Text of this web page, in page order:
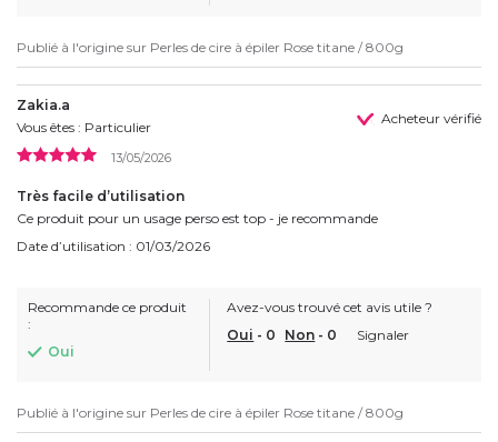
Publié à l'origine sur Perles de cire à épiler Rose titane / 800g
Zakia.a
Vous êtes : Particulier
Acheteur vérifié
13/05/2026
Très facile d’utilisation
Ce produit pour un usage perso est top - je recommande
Date d’utilisation : 01/03/2026
Recommande ce produit
:
Oui
Avez-vous trouvé cet avis utile ?
Oui - 0 Non - 0 Signaler
Publié à l'origine sur Perles de cire à épiler Rose titane / 800g